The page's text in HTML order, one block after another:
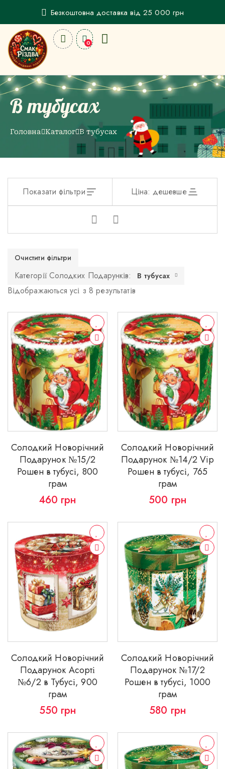
Безкоштовна доставка від 25 000 грн
0
В тубусах
Головна Каталог В тубусах
Показати фільтри Ціна: дешевше
Очистити фільтри
Категорії Солодких Подарунків: В тубусах
Відображаються усі з 8 результатів
Солодкий Новорічний
Подарунок №15/2
Рошен в тубусі, 800
грам
460 грн
Солодкий Новорічний
Подарунок №14/2 Vip
Рошен в тубусі, 765
грам
500 грн
Солодкий Новорічний
Подарунок Асорті
№6/2 в Тубусі, 900
грам
550 грн
Солодкий Новорічний
Подарунок №17/2
Рошен в тубусі, 1000
грам
580 грн